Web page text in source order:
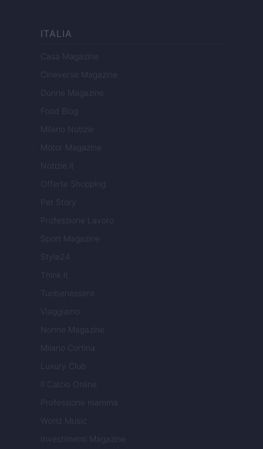
ITALIA
Casa Magazine
Cineverse Magazine
Donne Magazine
Food Blog
Milano Notizie
Motor Magazine
Notizie.it
Offerte Shopping
Pet Story
Professione Lavoro
Sport Magazine
Style24
Think.it
Tuobenessere
Viaggiamo
Nonne Magazine
Milano Cortina
Luxury Club
Il Calcio Online
Professione mamma
World Music
Investimenti Magazine